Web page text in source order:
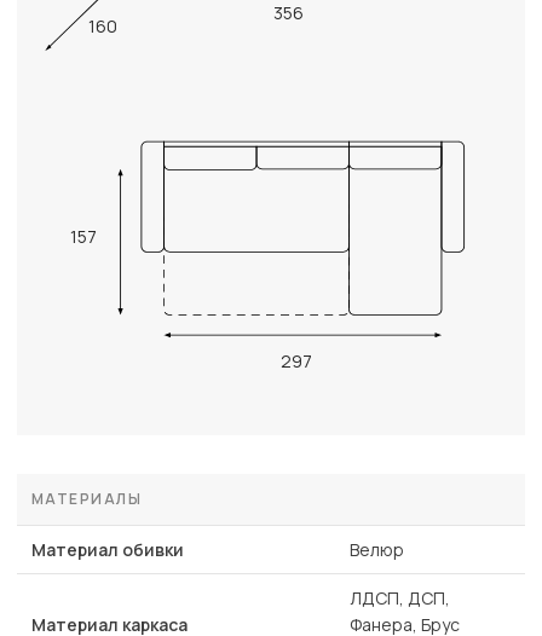
356
160
157
297
МАТЕРИАЛЫ
Материал обивки Велюр
Материал каркаса
ЛДСП, ДСП,
Фанера, Брус